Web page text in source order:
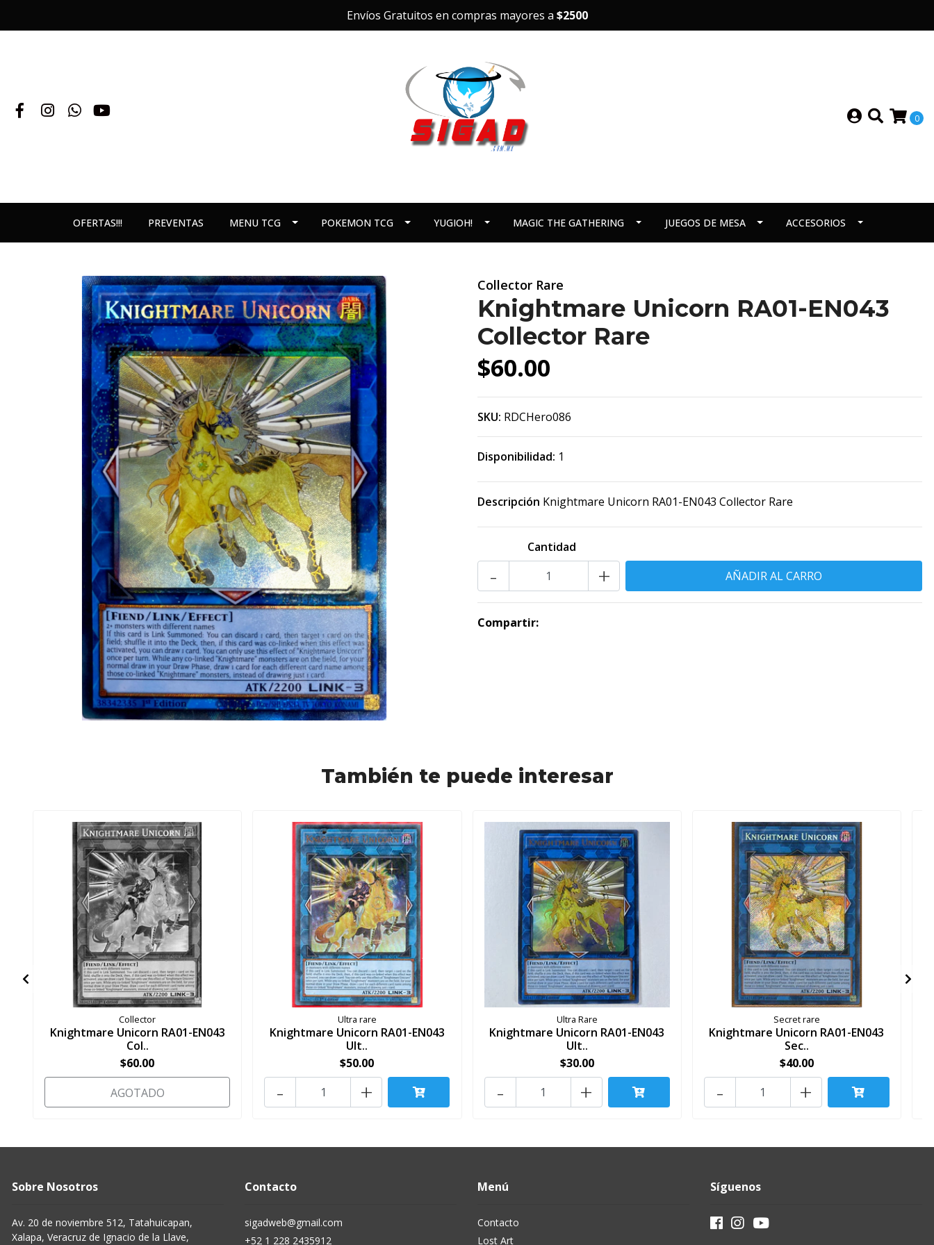
Envíos Gratuitos en compras mayores a $2500
0
OFERTAS!!! PREVENTAS MENU TCG POKEMON TCG YUGIOH! MAGIC THE GATHERING JUEGOS DE MESA ACCESORIOS
Collector Rare
Knightmare Unicorn RA01-EN043
Collector Rare
$60.00
SKU: RDCHero086
Disponibilidad: 1
Descripción Knightmare Unicorn RA01-EN043 Collector Rare
Cantidad
+
-
Compartir:
También te puede interesar
Collector
Knightmare Unicorn RA01-EN043
Col..
$60.00
AGOTADO
Ultra rare
Knightmare Unicorn RA01-EN043
Ult..
$50.00
+
-
Ultra Rare
Knightmare Unicorn RA01-EN043
Ult..
$30.00
+
-
Secret rare
Knightmare Unicorn RA01-EN043
Sec..
$40.00
+
-
Sobre Nosotros
Av. 20 de noviembre 512, Tatahuicapan,
Xalapa, Veracruz de Ignacio de la Llave,
Contacto
sigadweb@gmail.com
+52 1 228 2435912
Menú
Contacto
Lost Art
Síguenos